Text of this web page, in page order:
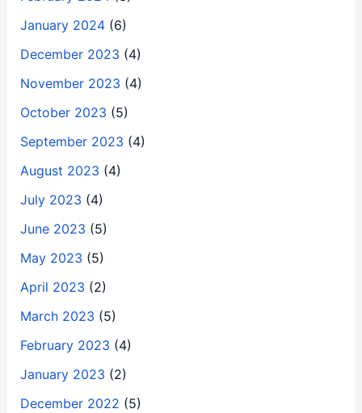
January 2024(6)
December 2023 (4)
November 2023 (4)
October 2023 (5)
September 2023 (4)
August 2023 (4)
July 2023 (4)
June 2023 (5)
May 2023 (5)
April 2023 (2)
March 2023 (5)
February 2023 (4)
January 2023 (2)
December 2022 (5)